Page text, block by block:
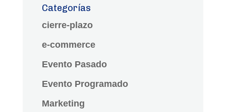
Categorías
cierre-plazo
e-commerce
Evento Pasado
Evento Programado
Marketing